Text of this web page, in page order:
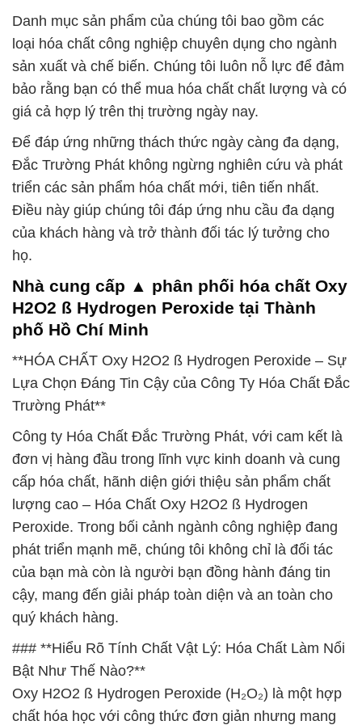
Danh mục sản phẩm của chúng tôi bao gồm các
loại hóa chất công nghiệp chuyên dụng cho ngành
sản xuất và chế biến. Chúng tôi luôn nỗ lực để đảm
bảo rằng bạn có thể mua hóa chất chất lượng và có
giá cả hợp lý trên thị trường ngày nay.
Để đáp ứng những thách thức ngày càng đa dạng,
Đắc Trường Phát không ngừng nghiên cứu và phát
triển các sản phẩm hóa chất mới, tiên tiến nhất.
Điều này giúp chúng tôi đáp ứng nhu cầu đa dạng
của khách hàng và trở thành đối tác lý tưởng cho
họ.
Nhà cung cấp ▲ phân phối hóa chất Oxy
H2O2 ß Hydrogen Peroxide tại Thành
phố Hồ Chí Minh
**HÓA CHẤT Oxy H2O2 ß Hydrogen Peroxide – Sự
Lựa Chọn Đáng Tin Cậy của Công Ty Hóa Chất Đắc
Trường Phát**
Công ty Hóa Chất Đắc Trường Phát, với cam kết là
đơn vị hàng đầu trong lĩnh vực kinh doanh và cung
cấp hóa chất, hãnh diện giới thiệu sản phẩm chất
lượng cao – Hóa Chất Oxy H2O2 ß Hydrogen
Peroxide. Trong bối cảnh ngành công nghiệp đang
phát triển mạnh mẽ, chúng tôi không chỉ là đối tác
của bạn mà còn là người bạn đồng hành đáng tin
cậy, mang đến giải pháp toàn diện và an toàn cho
quý khách hàng.
### **Hiểu Rõ Tính Chất Vật Lý: Hóa Chất Làm Nổi
Bật Như Thế Nào?**
Oxy H2O2 ß Hydrogen Peroxide (H₂O₂) là một hợp
chất hóa học với công thức đơn giản nhưng mang